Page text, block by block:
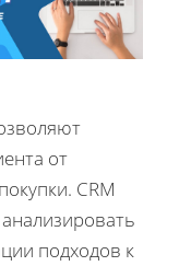
от
CRM
подходов к